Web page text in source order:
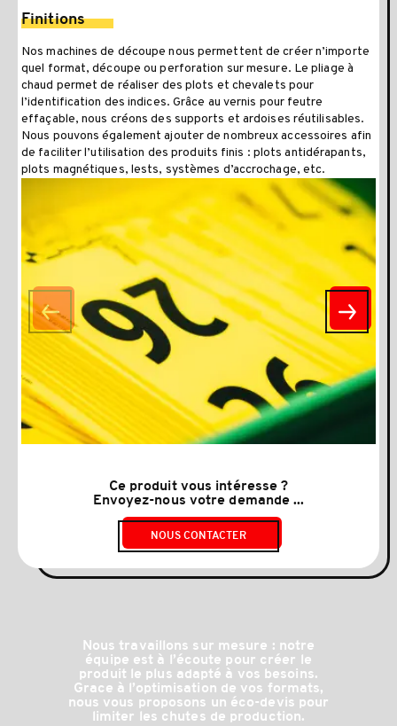
Finitions
Nos machines de découpe nous permettent de créer n’importe
quel format, découpe ou perforation sur mesure. Le pliage à
chaud permet de réaliser des plots et chevalets pour
l’identification des indices. Grâce au vernis pour feutre
effaçable, nous créons des supports et ardoises réutilisables.
Nous pouvons également ajouter de nombreux accessoires afin
de faciliter l’utilisation des produits finis : plots antidérapants,
plots magnétiques, lests, systèmes d’accrochage, etc.
Ce produit vous intéresse ?
Envoyez-nous votre demande ...
NOUS CONTACTER
Nous travaillons sur mesure : notre
équipe est à l’écoute pour créer le
produit le plus adapté à vos besoins.
Grace à l’optimisation de vos formats,
nous vous proposons un éco-devis pour
limiter les chutes de production.